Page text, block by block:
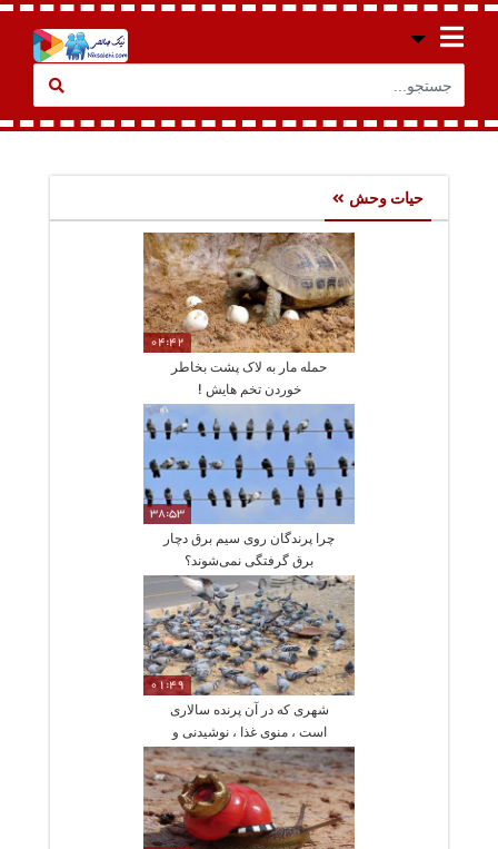
حیات وحش
04:42
حمله مار به لاک پشت بخاطر
خوردن تخم هایش !
38:53
چرا پرندگان روی سیم برق دچار
برق گرفتگی نمی‌شوند؟
01:49
شهری که در آن پرنده سالاری
است ، منوی غذا ، نوشیدنی و
بیمارستان برای پرندگان